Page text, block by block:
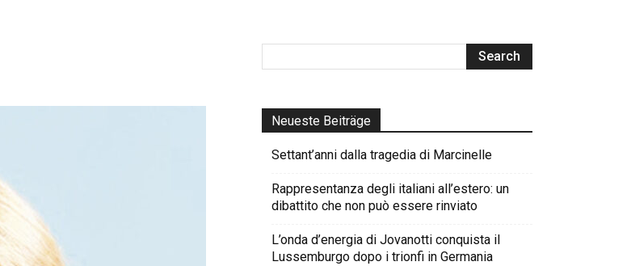
Neueste Beiträge
Settant’anni dalla tragedia di Marcinelle
Rappresentanza degli italiani all’estero: un
dibattito che non può essere rinviato
L’onda d’energia di Jovanotti conquista il
Lussemburgo dopo i trionfi in Germania